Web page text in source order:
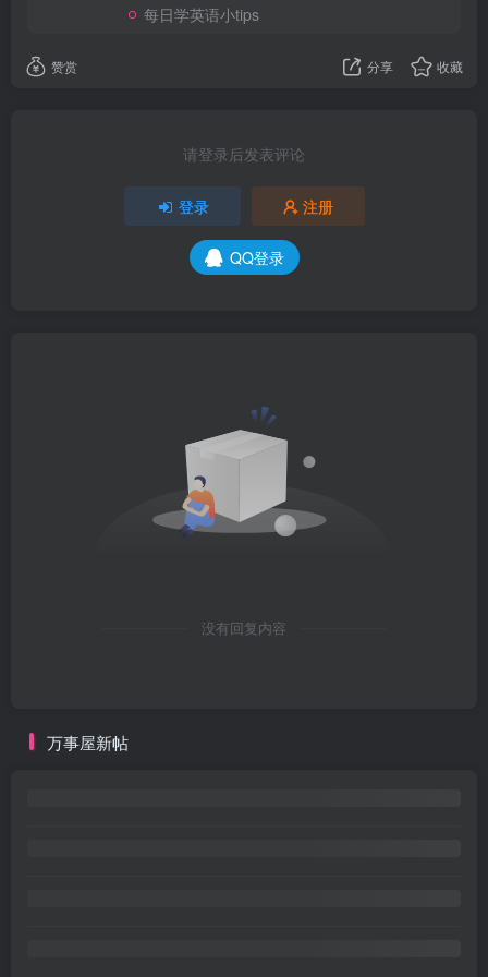
每日学英语小tips
赞赏 分享 收藏
请登录后发表评论
登录 注册
QQ登录
没有回复内容
万事屋新帖